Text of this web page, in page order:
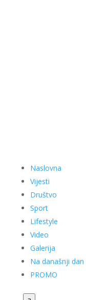
Naslovna
Vijesti
Društvo
Sport
Lifestyle
Video
Galerija
Na današnji dan
PROMO